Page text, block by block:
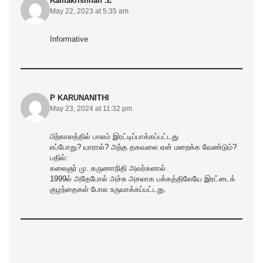
May 22, 2023 at 5:35 am
Informative
P KARUNANITHI
May 23, 2024 at 11:32 pm
பிற்காலத்தில் பாலம் இரட்டிப்பாக்கப்பட்டது
எப்போது? யாரால்? அந்த தகவலை ஏன் மறைக்க வேண்டும்?
பதில்:
கலைஞர் மு. கருணாநிதி அவர்களால்
1999ல் அதேபோல் அச்சு அசலாக பக்கத்திலேயே இரட்டைக்
குழந்தைகள் போல உருவாக்கப்பட்டது.